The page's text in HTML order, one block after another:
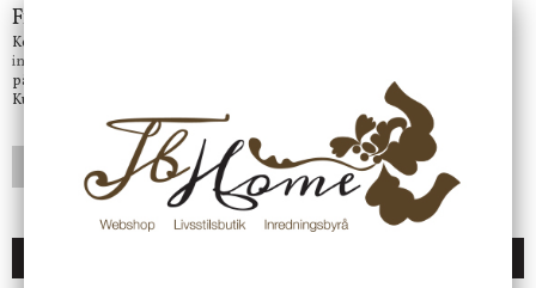
Frågor?
Kontakta oss på
info@jbhome.se
på mail så fort vi kan.
Kundtjänst telefontid öppet vardagar mellan 10.00 - 15.00
LÄGG I ÖNSKELISTA